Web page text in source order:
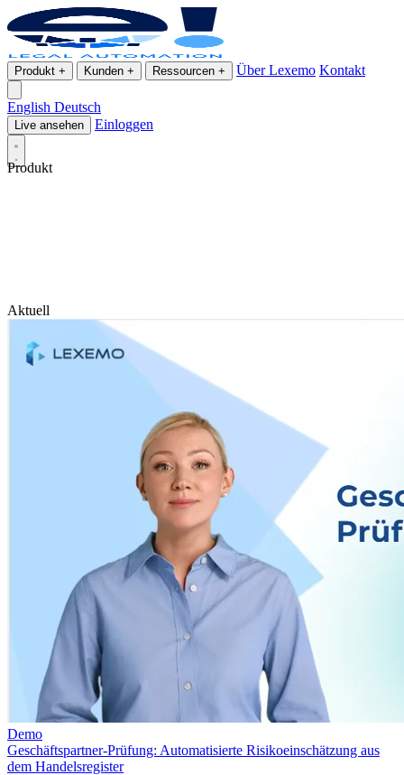
Produkt + Kunden + Ressourcen + Über Lexemo Kontakt
English Deutsch
Live ansehen Einloggen
Produkt
Aktuell